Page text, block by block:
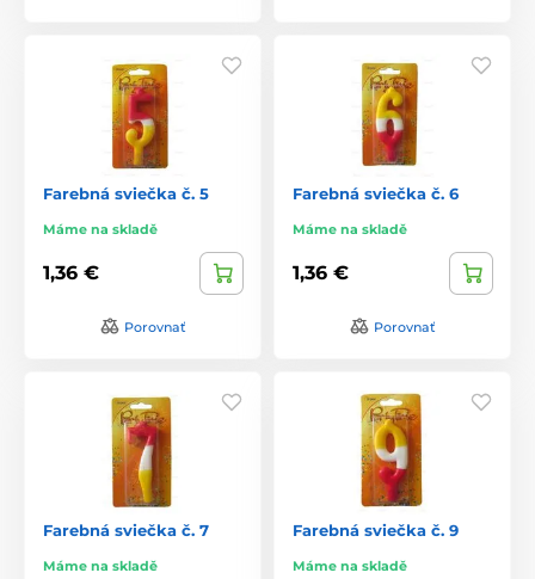
Farebná sviečka č. 5
Máme na skladě
1,36 €
Porovnať
Farebná sviečka č. 6
Máme na skladě
1,36 €
Porovnať
Farebná sviečka č. 7
Máme na skladě
Farebná sviečka č. 9
Máme na skladě